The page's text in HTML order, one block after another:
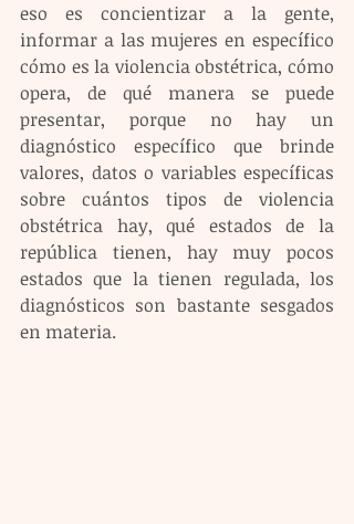
eso es concientizar a la gente,
informar a las mujeres en específico
cómo es la violencia obstétrica, cómo
opera, de qué manera se puede
presentar, porque no hay un
diagnóstico específico que brinde
valores, datos o variables específicas
sobre cuántos tipos de violencia
obstétrica hay, qué estados de la
república tienen, hay muy pocos
estados que la tienen regulada, los
diagnósticos son bastante sesgados
en materia.